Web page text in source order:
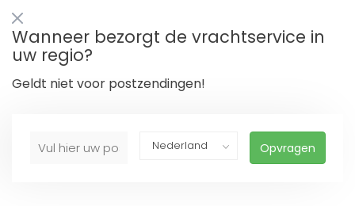
Wanneer bezorgt de vrachtservice in
uw regio?
Geldt niet voor postzendingen!
Opvragen